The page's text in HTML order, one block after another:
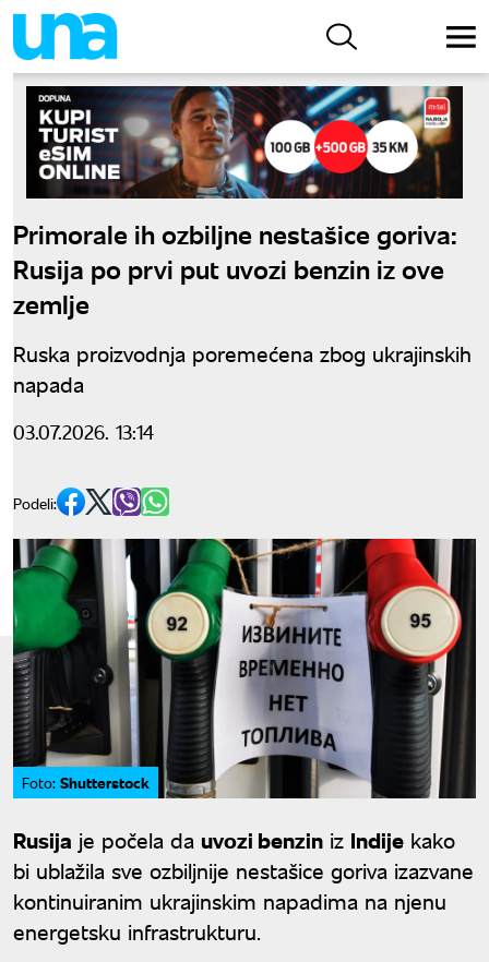
Primorale ih ozbiljne nestašice goriva:
Rusija po prvi put uvozi benzin iz ove
zemlje
Ruska proizvodnja poremećena zbog ukrajinskih
napada
03.07.2026. 13:14
Podeli:
Foto: Shutterstock
Rusija je počela da uvozi benzin iz Indije kako
bi ublažila sve ozbiljnije nestašice goriva izazvane
kontinuiranim ukrajinskim napadima na njenu
energetsku infrastrukturu.